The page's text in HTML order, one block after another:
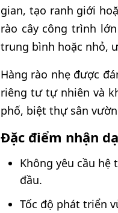
gian, tạo ranh giới
rào cây công trình
trung bình hoặc nhỏ,
Hàng rào nhẹ được
riêng tư tự nhiên và
phố, biệt thự sân
Đặc điểm nhận
Không yêu cầu
đầu.
Tốc độ phát triển